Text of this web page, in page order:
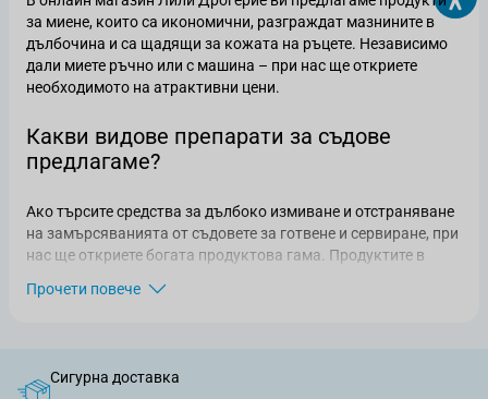
за миене, които са икономични, разграждат мазнините в
дълбочина и са щадящи за кожата на ръцете. Независимо
дали миете ръчно или с машина – при нас ще откриете
необходимото на атрактивни цени.
Какви видове препарати за съдове
предлагаме?
Ако търсите средства за дълбоко измиване и отстраняване
на замърсяванията от съдовете за готвене и сервиране, при
нас ще откриете богата продуктова гама. Продуктите в
и Exo;
Прочети повече
Сигурна доставка